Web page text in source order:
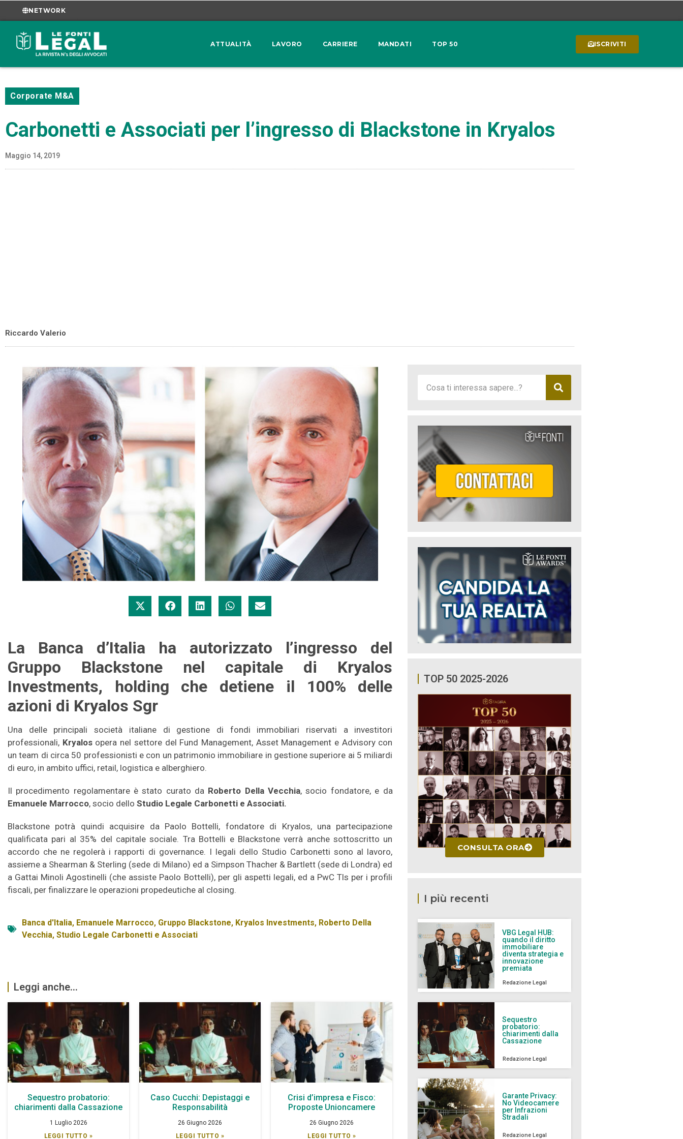
NETWORK
ATTUALITÀ LAVORO CARRIERE MANDATI TOP 50 ISCRIVITI
Corporate M&A
Carbonetti e Associati per l’ingresso di Blackstone in Kryalos
Maggio 14, 2019
Riccardo Valerio
La Banca d’Italia ha autorizzato l’ingresso del
Gruppo Blackstone nel capitale di Kryalos
Investments, holding che detiene il 100% delle
azioni di Kryalos Sgr
Una delle principali società italiane di gestione di fondi immobiliari riservati a investitori
professionali, Kryalosopera nel settore del Fund Management, Asset Management e Advisory con
un team di circa 50 professionisti e con un patrimonio immobiliare in gestione superiore ai 5 miliardi
di euro, in ambito uffici, retail, logistica e alberghiero.
Il procedimento regolamentare è stato curato da Roberto Della Vecchia, socio fondatore, e da
Emanuele Marrocco, socio dello Studio Legale Carbonetti e Associati.
Blackstone potrà quindi acquisire da Paolo Bottelli, fondatore di Kryalos, una partecipazione
qualificata pari al 35% del capitale sociale. Tra Bottelli e Blackstone verrà anche sottoscritto un
accordo che ne regolerà i rapporti di governance. I legali dello Studio Carbonetti sono al lavoro,
assieme a Shearman & Sterling (sede di Milano) ed a Simpson Thacher & Bartlett (sede di Londra) ed
a Gattai Minoli Agostinelli (che assiste Paolo Bottelli), per gli aspetti legali, ed a PwC Tls per i profili
fiscali, per finalizzare le operazioni propedeutiche al closing.
Banca d'Italia, Emanuele Marrocco, Gruppo Blackstone, Kryalos Investments, Roberto Della
Vecchia, Studio Legale Carbonetti e Associati
Leggi anche...
Sequestro probatorio:
chiarimenti dalla Cassazione
1 Luglio 2026
LEGGI TUTTO »
Caso Cucchi: Depistaggi e
Responsabilità
26 Giugno 2026
LEGGI TUTTO »
Crisi d’impresa e Fisco:
Proposte Unioncamere
26 Giugno 2026
LEGGI TUTTO »
TOP 50 2025-2026
CONSULTA ORA
I più recenti
VBG Legal HUB:
quando il diritto
immobiliare
diventa strategia e
innovazione
premiata
Redazione Legal
Sequestro
probatorio:
chiarimenti dalla
Cassazione
Redazione Legal
Garante Privacy:
No Videocamere
per Infrazioni
Stradali
Redazione Legal